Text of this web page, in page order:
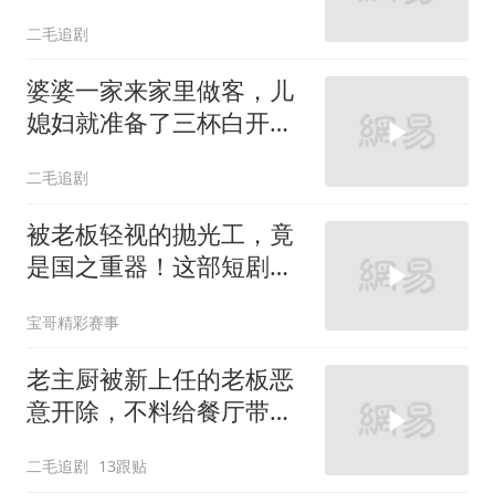
二毛追剧
婆婆一家来家里做客，儿
媳妇就准备了三杯白开
二毛追剧
被老板轻视的抛光工，竟
是国之重器！这部短剧燃
宝哥精彩赛事
老主厨被新上任的老板恶
意开除，不料给餐厅带来
二毛追剧 13跟贴